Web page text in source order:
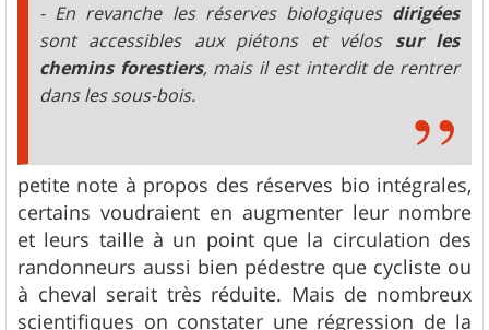
- En revanche les réserves biologiques dirigées
sont accessibles aux piétons et vélos sur les
chemins forestiers, mais il est interdit de rentrer
dans les sous-bois.
petite note à propos des réserves bio intégrales,
certains voudraient en augmenter leur nombre
et leurs taille à un point que la circulation des
randonneurs aussi bien pédestre que cycliste ou
à cheval serait très réduite. Mais de nombreux
scientifiques on constater une régression de la